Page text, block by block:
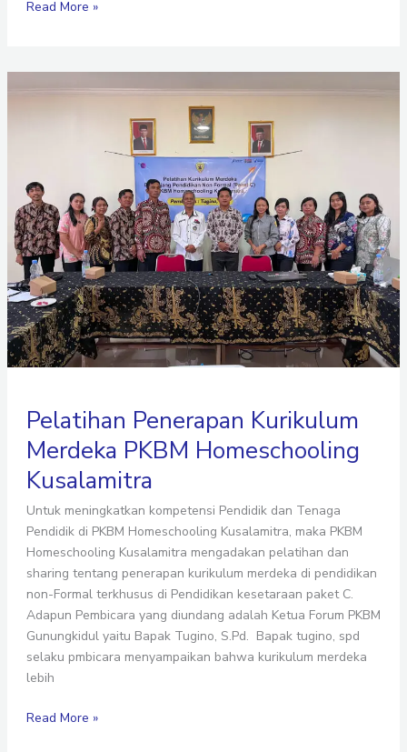
Read More »
Pelatihan Penerapan Kurikulum
Merdeka PKBM Homeschooling
Kusalamitra
Untuk meningkatkan kompetensi Pendidik dan Tenaga
Pendidik di PKBM Homeschooling Kusalamitra, maka PKBM
Homeschooling Kusalamitra mengadakan pelatihan dan
sharing tentang penerapan kurikulum merdeka di pendidikan
non-Formal terkhusus di Pendidikan kesetaraan paket C.
Adapun Pembicara yang diundang adalah Ketua Forum PKBM
Gunungkidul yaitu Bapak Tugino, S.Pd. Bapak tugino, spd
selaku pmbicara menyampaikan bahwa kurikulum merdeka
lebih
Penerapan
Homeschooling
Kusalamitra
Read More »